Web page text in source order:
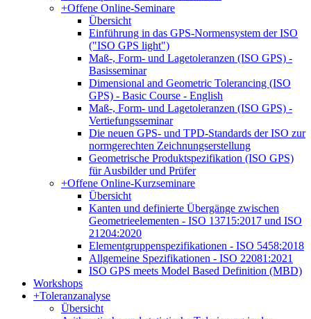
+Offene Online-Seminare
Übersicht
Einführung in das GPS-Normensystem der ISO
("ISO GPS light")
Maß-, Form- und Lagetoleranzen (ISO GPS) -
Basisseminar
Dimensional and Geometric Tolerancing (ISO
GPS) - Basic Course - English
Maß-, Form- und Lagetoleranzen (ISO GPS) -
Vertiefungsseminar
Die neuen GPS- und TPD-Standards der ISO zur
normgerechten Zeichnungserstellung
Geometrische Produktspezifikation (ISO GPS)
für Ausbilder und Prüfer
+Offene Online-Kurzseminare
Übersicht
Kanten und definierte Übergänge zwischen
Geometrieelementen - ISO 13715:2017 und ISO
21204:2020
Elementgruppenspezifikationen - ISO 5458:2018
Allgemeine Spezifikationen - ISO 22081:2021
ISO GPS meets Model Based Definition (MBD)
Workshops
+Toleranzanalyse
Übersicht